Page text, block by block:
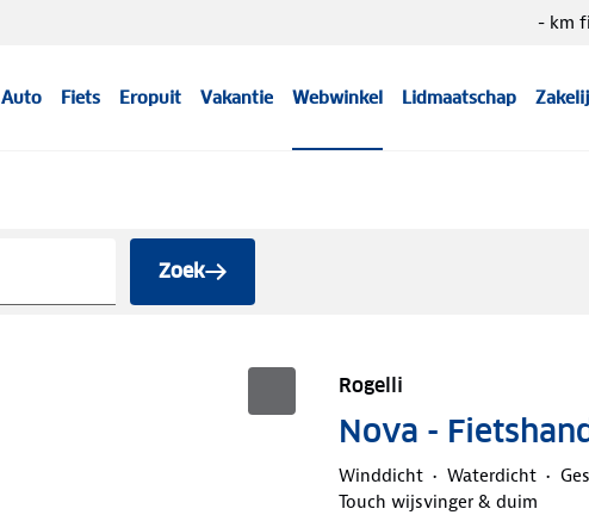
Auto Fiets Eropuit Vakantie Webwinkel Lidmaatschap
- km
Zoek
Rogelli
Nova -
Winddicht Waterdicht
Touch wijsvinger & duim